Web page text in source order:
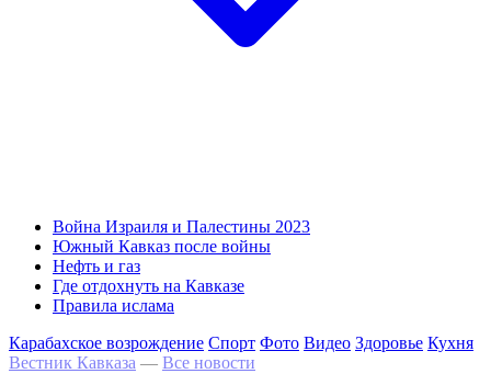
Война Израиля и Палестины 2023
Южный Кавказ после войны
Нефть и газ
Где отдохнуть на Кавказе
Правила ислама
Карабахское возрождение Спорт Фото Видео Здоровье Кухня
Вестник Кавказа — Все новости